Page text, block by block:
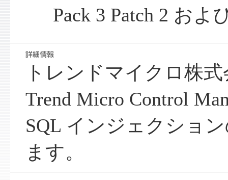
Pack 3 Patch 2 およ
トレンドマイクロ株
Trend Micro Control
SQL インジェクショ
ます。